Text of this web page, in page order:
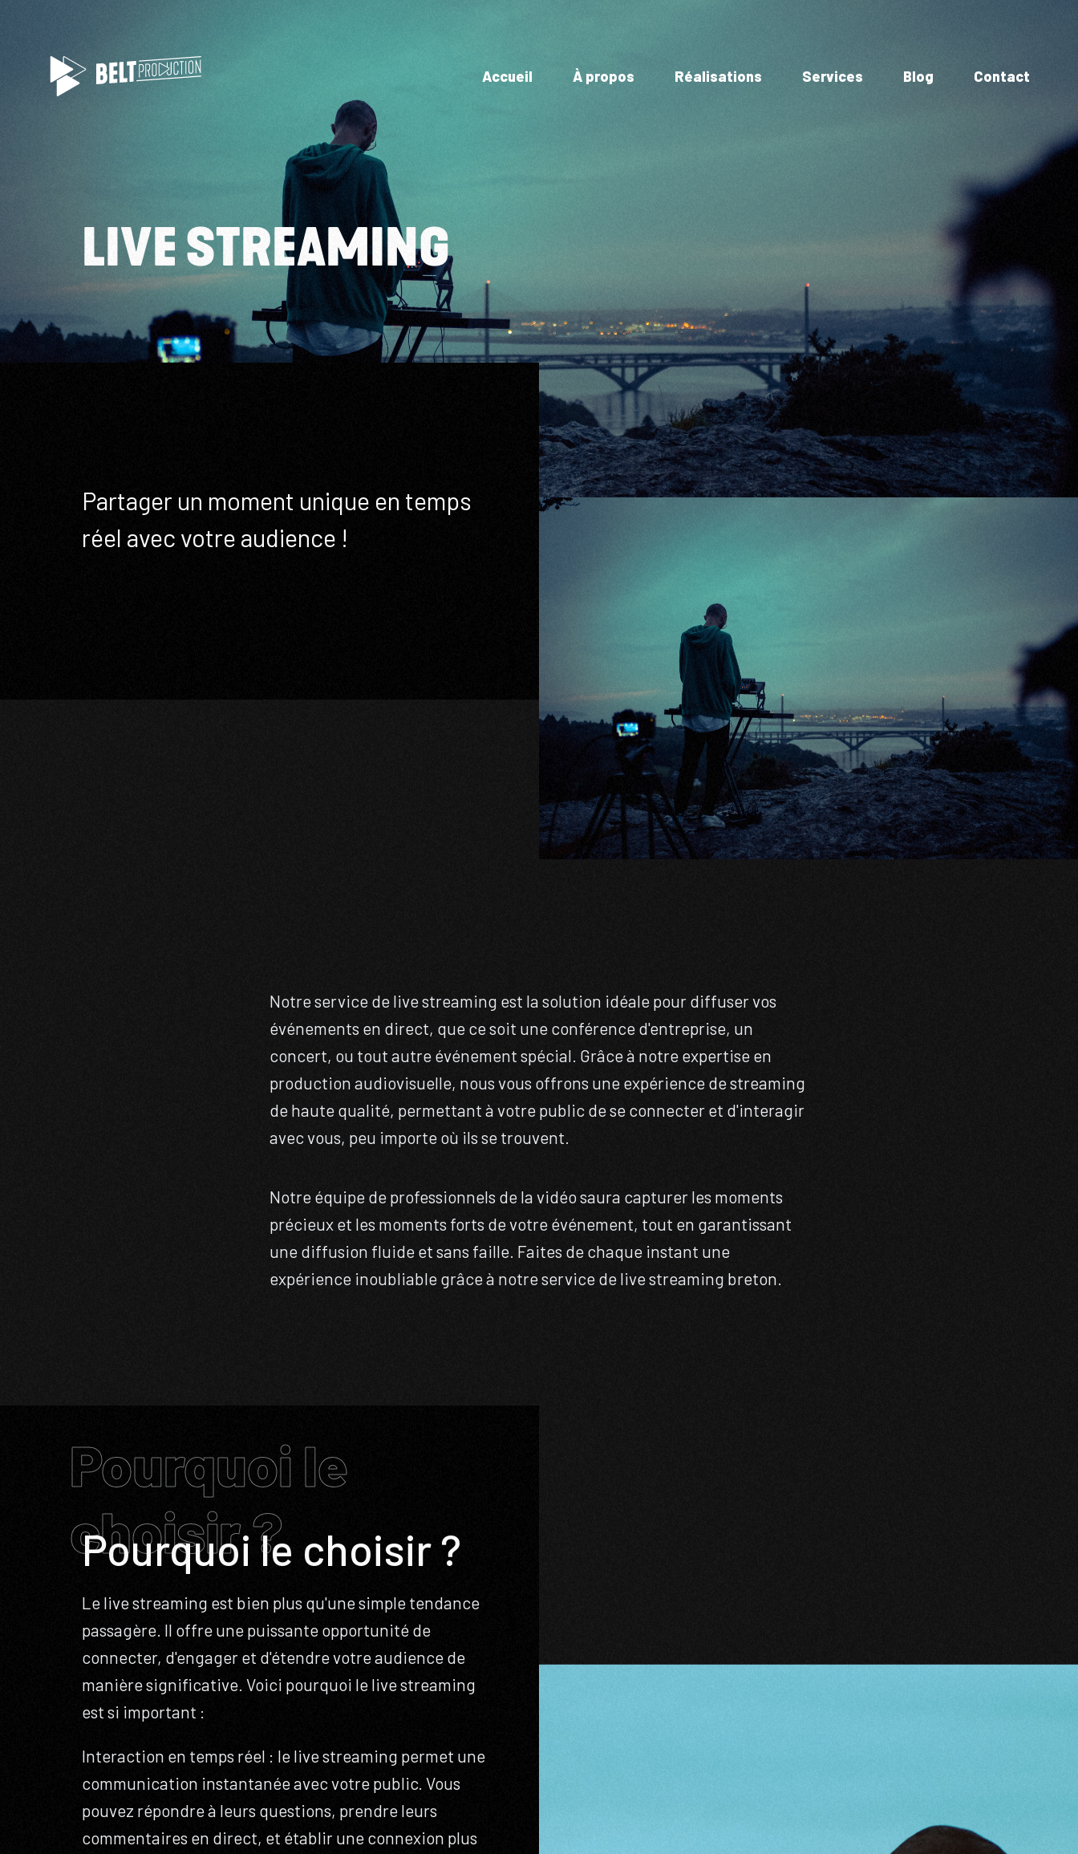
Accueil À propos Réalisations Services Blog Contact
LIVE STREAMING
Partager un moment unique en temps
réel avec votre audience !
Notre service de live streaming est la solution idéale pour diffuser vos
événements en direct, que ce soit une conférence d'entreprise, un
concert, ou tout autre événement spécial. Grâce à notre expertise en
production audiovisuelle, nous vous offrons une expérience de streaming
de haute qualité, permettant à votre public de se connecter et d'interagir
avec vous, peu importe où ils se trouvent.
Notre équipe de professionnels de la vidéo saura capturer les moments
précieux et les moments forts de votre événement, tout en garantissant
une diffusion fluide et sans faille. Faites de chaque instant une
expérience inoubliable grâce à notre service de live streaming breton.
Pourquoi le choisir ?
Pourquoi le
choisir ?
Le live streaming est bien plus qu'une simple tendance
passagère. Il offre une puissante opportunité de
connecter, d'engager et d'étendre votre audience de
manière significative. Voici pourquoi le live streaming
est si important :
Interaction en temps réel : le live streaming permet une
communication instantanée avec votre public. Vous
pouvez répondre à leurs questions, prendre leurs
commentaires en direct, et établir une connexion plus